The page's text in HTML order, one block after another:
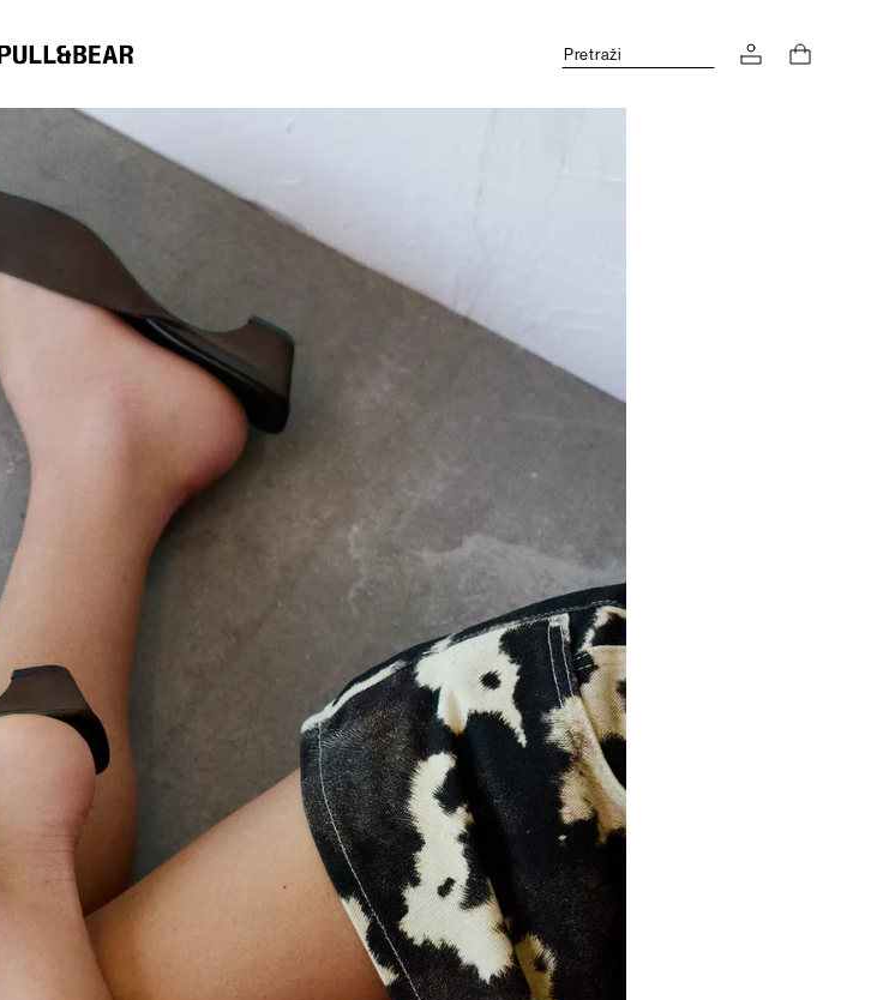
Pretraži